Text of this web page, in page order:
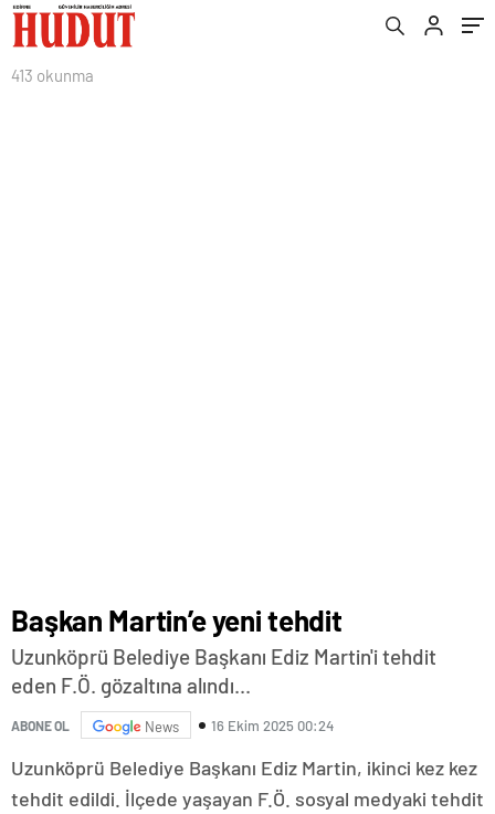
413 okunma
Başkan Martin’e yeni tehdit
Uzunköprü Belediye Başkanı Ediz Martin'i tehdit
eden F.Ö. gözaltına alındı...
ABONE OL News 16 Ekim 2025 00:24
Uzunköprü Belediye Başkanı Ediz Martin, ikinci kez kez
tehdit edildi. İlçede yaşayan F.Ö. sosyal medyaki tehdit